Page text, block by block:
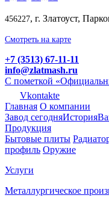
456227, г. Златоуст,
Смотреть на карте
+7 (3513) 67-11-11
info@zlatmash.ru
С пометкой
Vkontakte
Главная О компании
Завод сегодняИстория
Продукция
Бытовые плиты
профиль Оружие
Услуги
Металлургическое